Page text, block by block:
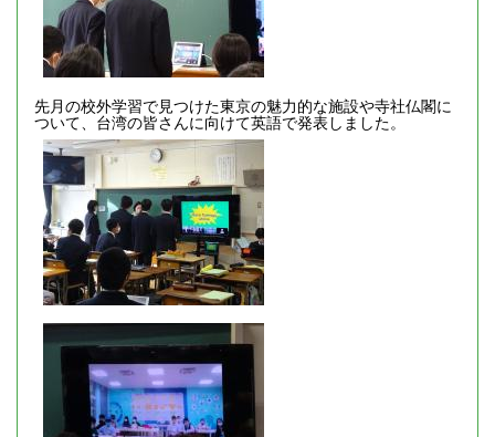
先月の校外学習で見つけた東京の魅力的な施設や寺社仏閣に
ついて、台湾の皆さんに向けて英語で発表しました。